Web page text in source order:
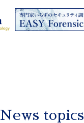
News topics